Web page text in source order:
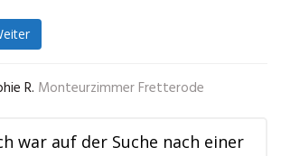
R. Monteurzimmer Fretterode
war auf der Suche nach einer